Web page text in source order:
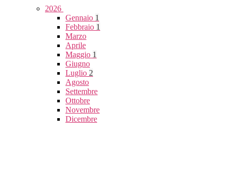
2026
Gennaio 1
Febbraio 1
Marzo
Aprile
Maggio 1
Giugno
Luglio 2
Agosto
Settembre
Ottobre
Novembre
Dicembre